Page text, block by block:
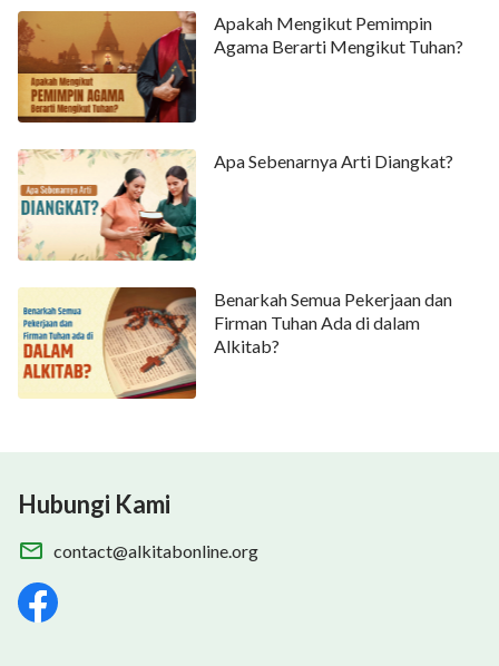
Apakah Mengikut Pemimpin
Agama Berarti Mengikut Tuhan?
Apa Sebenarnya Arti Diangkat?
Benarkah Semua Pekerjaan dan
Firman Tuhan Ada di dalam
Alkitab?
Hubungi Kami
contact@alkitabonline.org